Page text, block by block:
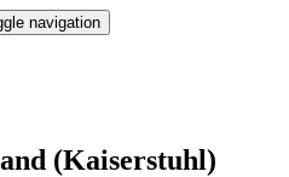
navigation
(Kaiserstuhl)